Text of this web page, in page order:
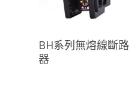
查看內容
BH系列無熔線斷路
器